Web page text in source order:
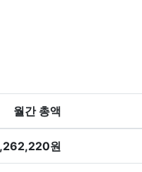
월간 총액
원